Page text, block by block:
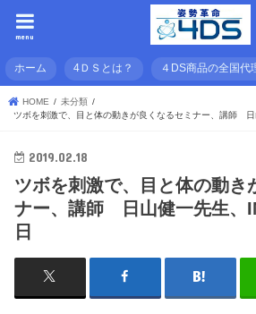
menu
ホーム 4ＤＳとは？ ４DS商品の全国代
HOME
未分類
ツボを刺激で、目と体の動きが良くなるセミナー、講師
2019.02.18
ツボを刺激で、目と体の動き
ナー、講師 日山健一先生、
日